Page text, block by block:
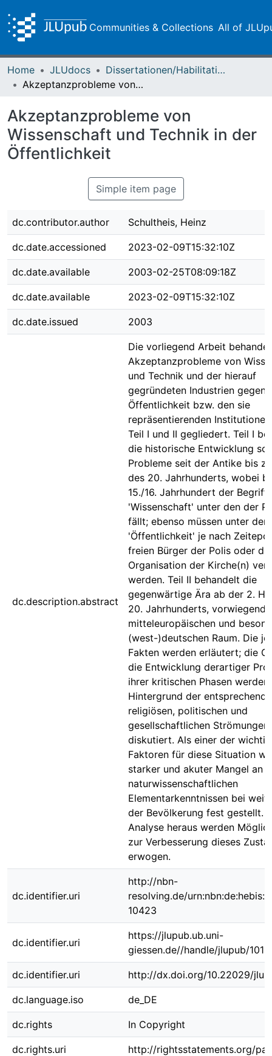
Communities & Collections All of
Home JLUdocs
Dissertationen/Habilitationen
Akzeptanzprobleme von Wissenschaft und Technik in der Öffentlichkeit
Akzeptanzprobleme von
Wissenschaft und Technik in der
Öffentlichkeit
Simple item page
dc.contributor.author Schultheis, Heinz
dc.date.accessioned 2023-02-09T15:32:10Z
dc.date.available 2003-02-25T08:09:18Z
dc.date.available 2023-02-09T15:32:10Z
dc.date.issued 2003
dc.description.abstract
Die vorliegend Arbeit
Akzeptanzprobleme von
und Technik und der hierauf
gegründeten Industrien
Öffentlichkeit bzw. den sie
repräsentierenden
Teil I und II gegliedert. Teil I
die historische Entwicklung
Probleme seit der Antike bis
des 20. Jahrhunderts, wobei
15./16. Jahrhundert der Begriff
'Wissenschaft' unter den der
fällt; ebenso müssen unter
'Öffentlichkeit' je nach
freien Bürger der Polis oder die
Organisation der Kirche(n)
werden. Teil II behandelt die
gegenwärtige Ära ab der 2.
20. Jahrhunderts, vorwiegend
mitteleuropäischen und
(west-)deutschen Raum. Die
Fakten werden erläutert; die
die Entwicklung derartiger
ihrer kritischen Phasen
Hintergrund der
religiösen, politischen und
gesellschaftlichen Strömungen
diskutiert. Als einer der
Faktoren für diese Situation
starker und akuter Mangel an
naturwissenschaftlichen
Elementarkenntnissen bei
der Bevölkerung fest gestellt.
Analyse heraus werden
zur Verbesserung dieses
erwogen.
dc.identifier.uri
http://nbn-
resolving.de/
10423
dc.identifier.uri
https://jlupub.ub.uni-
giessen.de//handle/jlupub/
dc.identifier.uri http://dx.doi.org/10.22029/
dc.language.iso de_DE
dc.rights In Copyright
dc.rights.uri http://rightsstatements.org/